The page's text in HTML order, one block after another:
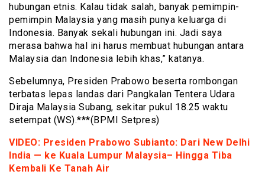
hubungan etnis. Kalau tidak salah, banyak pemimpin-
pemimpin Malaysia yang masih punya keluarga di
Indonesia. Banyak sekali hubungan ini. Jadi saya
merasa bahwa hal ini harus membuat hubungan antara
Malaysia dan Indonesia lebih khas,” katanya.
Sebelumnya, Presiden Prabowo beserta rombongan
terbatas lepas landas dari Pangkalan Tentera Udara
Diraja Malaysia Subang, sekitar pukul 18.25 waktu
setempat (WS).***(BPMI Setpres)
VIDEO: Presiden Prabowo Subianto: Dari New Delhi
India — ke Kuala Lumpur Malaysia– Hingga Tiba
Kembali Ke Tanah Air